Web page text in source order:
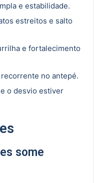
e estabilidade.
estreitos e salto
e fortalecimento
no antepé.
o desvio estiver
some